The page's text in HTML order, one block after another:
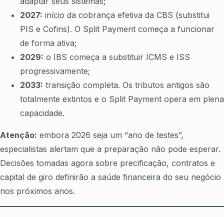
2027: início da cobrança efetiva da CBS (substitui
PIS e Cofins). O Split Payment começa a funcionar
de forma ativa;
2029: o IBS começa a substituir ICMS e ISS
progressivamente;
2033: transição completa. Os tributos antigos são
totalmente extintos e o Split Payment opera em plena
capacidade.
Atenção: embora 2026 seja um “ano de testes”,
especialistas alertam que a preparação não pode esperar.
Decisões tomadas agora sobre precificação, contratos e
capital de giro definirão a saúde financeira do seu negócio
nos próximos anos.